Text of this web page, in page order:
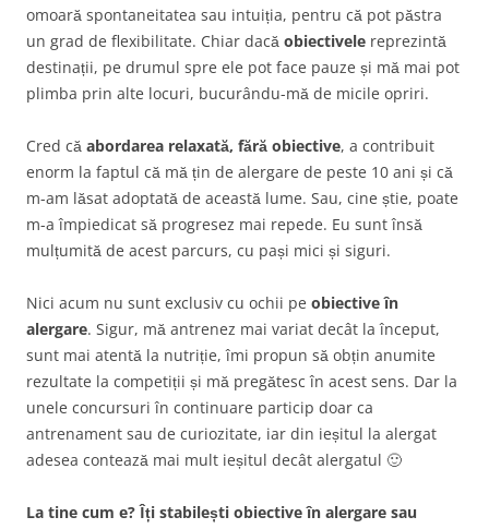
omoară spontaneitatea sau intuiția, pentru că pot păstra
un grad de flexibilitate. Chiar dacă obiectivele reprezintă
destinații, pe drumul spre ele pot face pauze și mă mai pot
plimba prin alte locuri, bucurându-mă de micile opriri.
Cred că abordarea relaxată, fără obiective, a contribuit
enorm la faptul că mă țin de alergare de peste 10 ani și că
m-am lăsat adoptată de această lume. Sau, cine știe, poate
m-a împiedicat să progresez mai repede. Eu sunt însă
mulțumită de acest parcurs, cu pași mici și siguri.
Nici acum nu sunt exclusiv cu ochii pe obiective în
alergare. Sigur, mă antrenez mai variat decât la început,
sunt mai atentă la nutriție, îmi propun să obțin anumite
rezultate la competiții și mă pregătesc în acest sens. Dar la
unele concursuri în continuare particip doar ca
antrenament sau de curiozitate, iar din ieșitul la alergat
adesea contează mai mult ieșitul decât alergatul 🙂
La tine cum e? Îți stabilești obiective în alergare sau